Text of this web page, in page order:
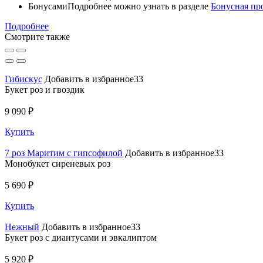
БонусамиПодробнее можно узнать в разделе Бонусная
Подробнее
Смотрите также
Гибискус Добавить в избранное33
Букет роз и гвоздик
9 090 ₽
Купить
7 роз Маритим с гипсофилой Добавить в избранное33
Монобукет сиреневых роз
5 690 ₽
Купить
Нежный Добавить в избранное33
Букет роз с диантусами и эвкалиптом
5 920 ₽